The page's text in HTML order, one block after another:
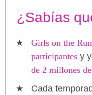
¿Sabías
Girls on the
participantes y
de 2 millones
Cada